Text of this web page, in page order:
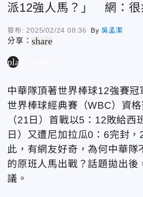
派12強人馬？」 網：很
發布: 2025/02/24 08:36 By吳孟潔
分享：share
play_arrow
中華隊頂著世界棒球12強賽冠
世界棒球經典賽（WBC）資
（21日）首戰以5：12敗給西
日）又遭尼加拉瓜0：6完封，
此，有網友好奇，為何中華隊
的原班人馬出戰？話題拋出後
議。